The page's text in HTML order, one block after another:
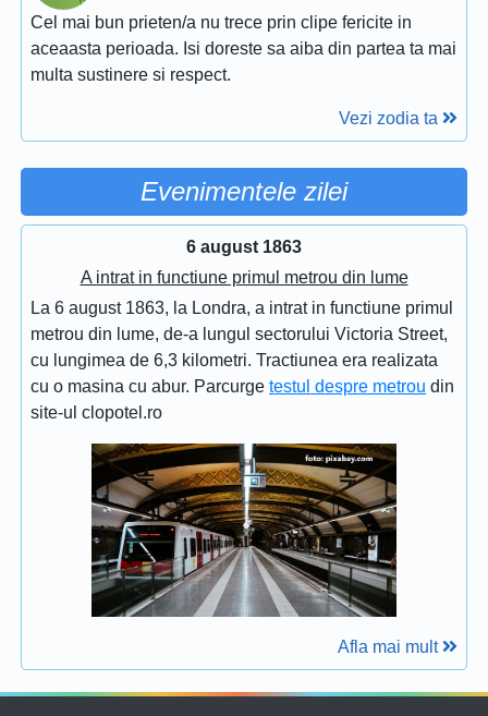
Cel mai bun prieten/a nu trece prin clipe fericite in
aceaasta perioada. Isi doreste sa aiba din partea ta mai
multa sustinere si respect.
Vezi zodia ta
Evenimentele zilei
6 august 1863
A intrat in functiune primul metrou din lume
La 6 august 1863, la Londra, a intrat in functiune primul
metrou din lume, de-a lungul sectorului Victoria Street,
cu lungimea de 6,3 kilometri. Tractiunea era realizata
cu o masina cu abur. Parcurge testul despre metrou din
site-ul clopotel.ro
Afla mai mult